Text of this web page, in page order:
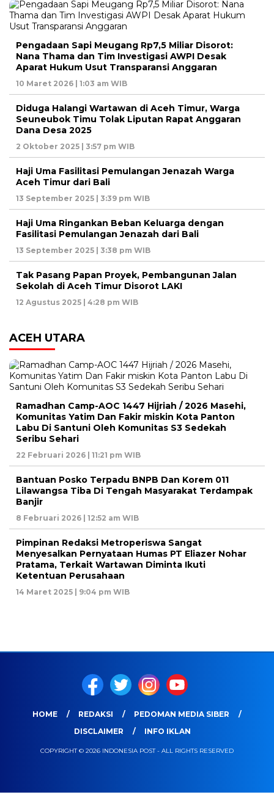
Pengadaan Sapi Meugang Rp7,5 Miliar Disorot:
Nana Thama dan Tim Investigasi AWPI Desak
Aparat Hukum Usut Transparansi Anggaran
10 Maret 2026 | 1:03 am WIB
Diduga Halangi Wartawan di Aceh Timur, Warga
Seuneubok Timu Tolak Liputan Rapat Anggaran
Dana Desa 2025
2 Oktober 2025 | 3:57 pm WIB
Haji Uma Fasilitasi Pemulangan Jenazah Warga
Aceh Timur dari Bali
13 September 2025 | 3:39 pm WIB
Haji Uma Ringankan Beban Keluarga dengan
Fasilitasi Pemulangan Jenazah dari Bali
13 September 2025 | 3:38 pm WIB
Tak Pasang Papan Proyek, Pembangunan Jalan
Sekolah di Aceh Timur Disorot LAKI
12 Agustus 2025 | 4:28 pm WIB
ACEH UTARA
Ramadhan Camp-AOC 1447 Hijriah / 2026 Masehi,
Komunitas Yatim Dan Fakir miskin Kota Panton
Labu Di Santuni Oleh Komunitas S3 Sedekah
Seribu Sehari
22 Februari 2026 | 11:21 pm WIB
Bantuan Posko Terpadu BNPB Dan Korem 011
Lilawangsa Tiba Di Tengah Masyarakat Terdampak
Banjir
8 Februari 2026 | 12:52 am WIB
Pimpinan Redaksi Metroperiswa Sangat
Menyesalkan Pernyataan Humas PT Eliazer Nohar
Pratama, Terkait Wartawan Diminta Ikuti
Ketentuan Perusahaan
14 Maret 2025 | 9:04 pm WIB
HOME REDAKSI
PEDOMAN MEDIA SIBER
DISCLAIMER
INFO IKLAN
COPYRIGHT © 2026 INDONESIA POST - ALL RIGHTS RESERVED